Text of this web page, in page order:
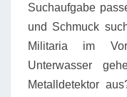
Suchaufgabe
und Schmuck
Militaria im
Unterwasser
Metalldetektor